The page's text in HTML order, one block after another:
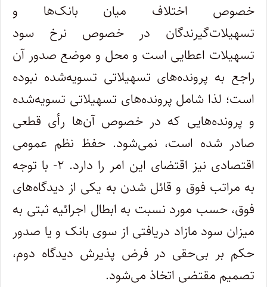
خصوص اختلاف میان بانک‌ها و
تسهیلات‌گیرندگان در خصوص نرخ سود
تسهیلات اعطایی است و محل و موضع صدور آن
راجع به پرونده‌های تسهیلاتی تسویه‌شده نبوده
است؛ لذا شامل پرونده‌های تسهیلاتی تسویه‌شده
و پرونده‌هایی که در خصوص آن‌ها رأی قطعی
صادر شده است، نمی‌شود. حفظ نظم عمومی
اقتصادی نیز اقتضای این امر را دارد. ۲- با توجه
به مراتب فوق و قائل شدن به یکی از دیدگاه‌های
فوق، حسب مورد نسبت به ابطال اجرائیه ثبتی به
میزان سود مازاد دریافتی از سوی بانک و یا صدور
حکم بر بی‌حقی در فرض پذیرش دیدگاه دوم،
تصمیم مقتضی اتخاذ می‌شود.